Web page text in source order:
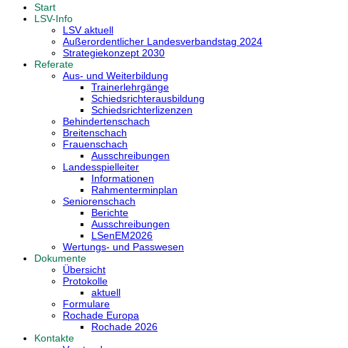
Start
LSV-Info
LSV aktuell
Außerordentlicher Landesverbandstag 2024
Strategiekonzept 2030
Referate
Aus- und Weiterbildung
Trainerlehrgänge
Schiedsrichterausbildung
Schiedsrichterlizenzen
Behindertenschach
Breitenschach
Frauenschach
Ausschreibungen
Landesspielleiter
Informationen
Rahmenterminplan
Seniorenschach
Berichte
Ausschreibungen
LSenEM2026
Wertungs- und Passwesen
Dokumente
Übersicht
Protokolle
aktuell
Formulare
Rochade Europa
Rochade 2026
Kontakte